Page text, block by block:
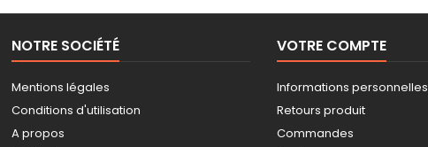
NOTRE SOCIÉTÉ
Mentions légales
Conditions d'utilisation
A propos
VOTRE COMPTE
Informations personnelles
Retours produit
Commandes